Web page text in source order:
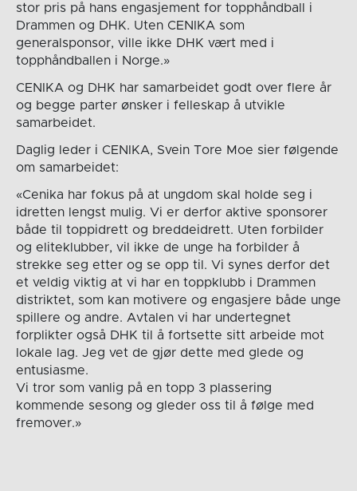
stor pris på hans engasjement for topphåndball i
Drammen og DHK. Uten CENIKA som
generalsponsor, ville ikke DHK vært med i
topphåndballen i Norge.»
CENIKA og DHK har samarbeidet godt over flere år
og begge parter ønsker i felleskap å utvikle
samarbeidet.
Daglig leder i CENIKA, Svein Tore Moe sier følgende
om samarbeidet:
«Cenika har fokus på at ungdom skal holde seg i
idretten lengst mulig. Vi er derfor aktive sponsorer
både til toppidrett og breddeidrett. Uten forbilder
og eliteklubber, vil ikke de unge ha forbilder å
strekke seg etter og se opp til. Vi synes derfor det
et veldig viktig at vi har en toppklubb i Drammen
distriktet, som kan motivere og engasjere både unge
spillere og andre. Avtalen vi har undertegnet
forplikter også DHK til å fortsette sitt arbeide mot
lokale lag. Jeg vet de gjør dette med glede og
entusiasme.
Vi tror som vanlig på en topp 3 plassering
kommende sesong og gleder oss til å følge med
fremover.»